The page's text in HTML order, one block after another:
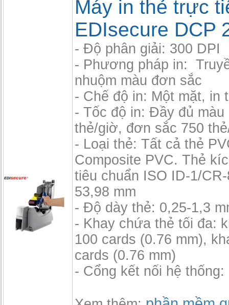
Máy in thẻ trực
EDIsecure DCP
- Độ phân giải: 300 DPI
- Phương pháp in:
nhuộm màu đơn sắc
- Chế độ in: Một mặt, in
- Tốc độ in: Đầy đủ màu
thẻ/giờ, đơn sắc 750
- Loại thẻ: Tất cả thẻ
Composite PVC. Thẻ
tiêu chuẩn ISO ID-1/
53,98 mm
- Độ dày thẻ: 0,25-1,3
- Khay chứa thẻ tối đa:
100 cards (0.76 mm),
cards (0.76 mm)
- Cổng kết nối hệ thống: